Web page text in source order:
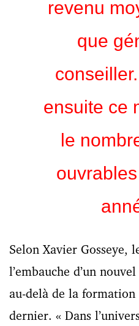
revenu
que
ensuite ce
le
Selon Xavier Gosseye,
l’embauche d’un
au-delà de la formation
dernier. « Dans